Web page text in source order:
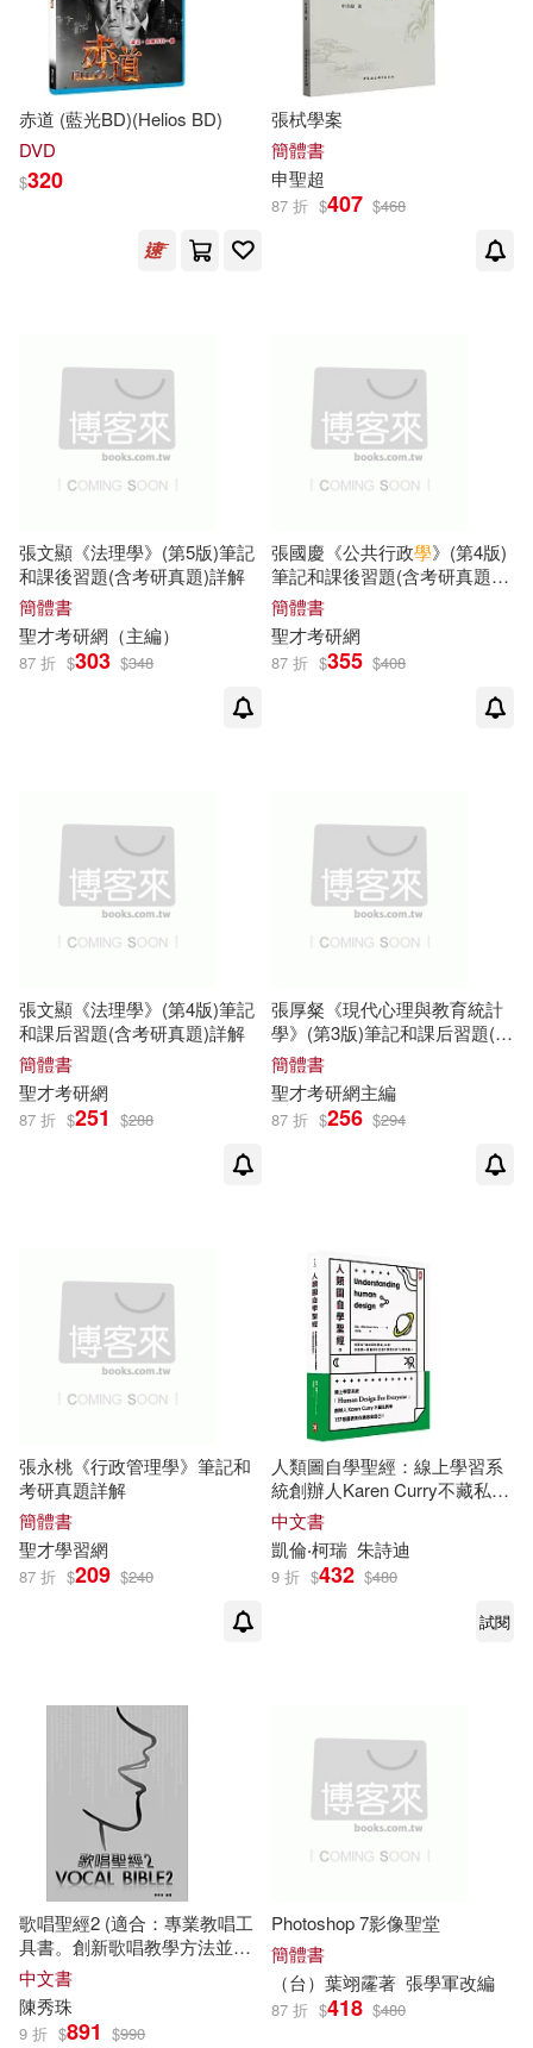
電子書 (可複選)
適合手機平板閱讀(1)
價格
範圍
赤道 (藍光BD)(Helios BD)
DVD
$320
張栻學案
簡體書
申聖超
87 折 $407 $468
張文顯《法理學》(第5版)筆記
和課後習題(含考研真題)詳解
簡體書
聖才考研網（主編）
87 折 $303 $348
張國慶《公共行政學》(第4版)
筆記和課後習題(含考研真題)
詳解
簡體書
聖才考研網
87 折 $355 $408
張文顯《法理學》(第4版)筆記
和課后習題(含考研真題)詳解
簡體書
聖才考研網
87 折 $251 $288
張厚粲《現代心理與教育統計
學》(第3版)筆記和課后習題(含
考研真題)詳解
簡體書
聖才考研網主編
87 折 $256 $294
張永桃《行政管理學》筆記和
考研真題詳解
簡體書
聖才學習網
87 折 $209 $240
人類圖自學聖經：線上學習系
統創辦人Karen Curry不藏私教
學，157
己!
中文書
凱倫‧柯瑞 朱詩迪
9 折 $432 $480
試閱
歌唱聖經2 (適合：專業教唱工
具書。創新歌唱教學方法並附
有2張DVD及一
中文書
陳秀珠
9 折 $891 $990
Photoshop 7影像聖堂
簡體書
（台）葉翊霳著 張學軍改編
87 折 $418 $480